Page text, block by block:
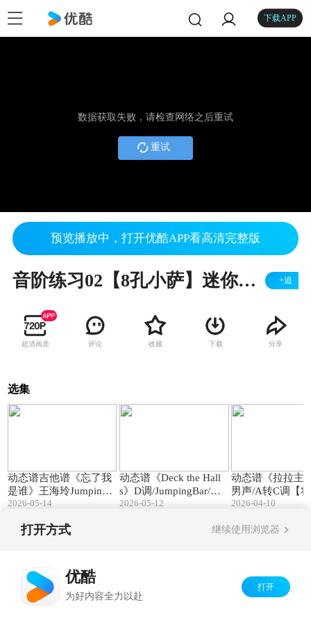
下载APP
数据获取失败，请检查网络之后重试
重试
预览播放中，打开优酷APP看高清完整版
音阶练习02【8孔小萨】迷你口袋简易型萨克斯入门视频教程 +追
超清画质 评论 收藏 下载 分享
选集
动态谱吉他谱《忘了我
是谁》王海玲JumpingB
ar【将拼霸】动态谱制
2026-05-14
动态谱《Deck the Hall
s》D调/JumpingBar/将
拼霸/动态谱制作软件
2026-05-12
动态谱《拉拉主
男声/A转C调【
霸】JumpingBar
2026-04-10
打开方式 继续使用浏览器
优酷
为好内容全力以赴
打开